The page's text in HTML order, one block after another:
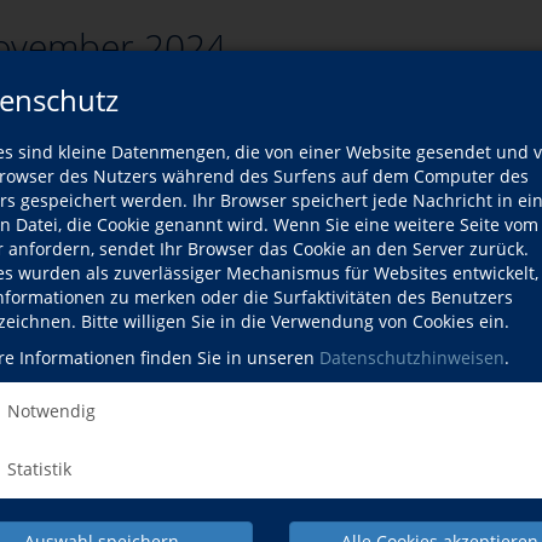
sind kleine Datenmengen, die von einer Website gesendet und
des Nutzers während des Surfens auf dem Computer des
gespeichert werden. Ihr Browser speichert jede Nachricht in
Datei, die Cookie genannt wird. Wenn Sie eine weitere Seite vom
anfordern, sendet Ihr Browser das Cookie an den Server zurück.
wurden als zuverlässiger Mechanismus für Websites
zu merken oder die Surfaktivitäten des Benutzers
Bitte willigen Sie in die Verwendung von Cookies ein.
Informationen finden Sie in unseren Datenschutzhinweisen.
Notwendig
Statistik
2024
zurück
Kurse